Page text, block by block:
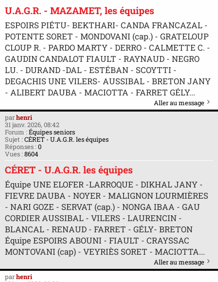
U.A.G.R. - MAZAMET, les équipes
ESPOIRS PIÉTU- BEKTHARI- CANDA FRANCAZAL -
POTENTE SORET - MONDOVANI (cap.) - GRATELOUP
CLOUP R. - PARDO MARTY - DERRO - CALMETTE C. -
GAUDIN CANDALOT FIAULT - RAYNAUD - NEGRO
LU. - DURAND -DAL - ESTÉBAN - SCOYTTI -
DEGACHIS UNE VILERS- AUSSIBAL - BRETON JANY
- ALIBERT DAUBA - MACIOTTA - FARRET GÉLY...
Aller au message
parhenri
31 janv. 2026, 08:42
Forum : Équipes seniors
Sujet : CÉRET - U.A.G.R. les équipes
Réponses : 0
Vues : 8604
CÉRET - U.A.G.R. les équipes
Équipe UNE ELOFER -LARROQUE - DIKHAL JANY -
FIEVRE DAUBA - NOYER - MALIGNON LOURMIÈRES
- NARI GOZE - SERVAT (cap.) - NONGA IBAA - GAU
CORDIER AUSSIBAL - VILERS - LAURENCIN -
BLANCAL - RENAUD - FARRET - GÉLY- BRETON
Équipe ESPOIRS ABOUNI - FIAULT - CRAYSSAC
MONTOVANI (cap) - VEYRIÈS SORET - MACIOTTA...
Aller au message
parhenri